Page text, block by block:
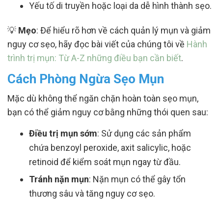
Yếu tố di truyền hoặc loại da dễ hình thành sẹo.
💡 Mẹo: Để hiểu rõ hơn về cách quản lý mụn và giảm
nguy cơ sẹo, hãy đọc bài viết của chúng tôi về Hành
trình trị mụn: Từ A-Z những điều bạn cần biết.
Cách Phòng Ngừa Sẹo Mụn
Mặc dù không thể ngăn chặn hoàn toàn sẹo mụn,
bạn có thể giảm nguy cơ bằng những thói quen sau:
Điều trị mụn sớm: Sử dụng các sản phẩm
chứa benzoyl peroxide, axit salicylic, hoặc
retinoid để kiểm soát mụn ngay từ đầu.
Tránh nặn mụn: Nặn mụn có thể gây tổn
thương sâu và tăng nguy cơ sẹo.